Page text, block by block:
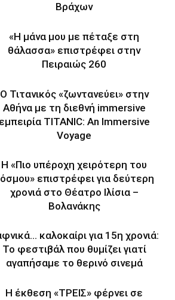
Βράχων
«Η μάνα μου με πέταξε στη
θάλασσα» επιστρέφει στην
Πειραιώς 260
Ο Τιτανικός «ζωντανεύει» στην
Αθήνα με τη διεθνή immersive
εμπειρία TITANIC: An Immersive
Voyage
Η «Πιο υπέροχη χειρότερη του
επιστρέφει για δεύτερη
χρονιά στο Θέατρο Ιλίσια –
Βολανάκης
καλοκαίρι για 15η χρονιά:
Το φεστιβάλ που θυμίζει γιατί
αγαπήσαμε το θερινό σινεμά
Η έκθεση «ΤΡΕΙΣ» φέρνει σε